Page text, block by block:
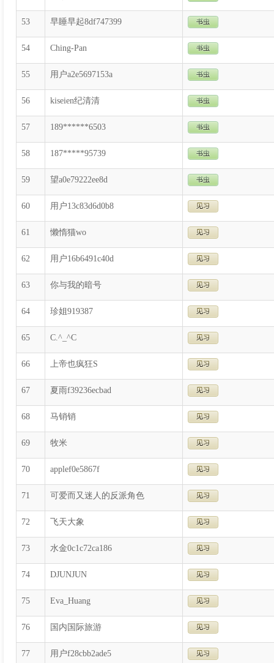
53 早睡早起8df747399
54 Ching-Pan
55 用户a2e5697153a
56 kiseien纪清清
57 189******6503
58 187*****95739
59 望a0e79222ee8d
60 用户13c83d6d0b8
61 懒惰猫wo
62 用户16b6491c40d
63 你与我的暗号
64 珍姐919387
65 C.^_^C
66 上帝也疯狂S
67 夏雨f39236ecbad
68 马销销
69 牧米
70 applef0e5867f
71 可爱而又迷人的反派角色
72 飞天大象
73 水金0c1c72ca186
74 DJUNJUN
75 Eva_Huang
76 国内国际旅游
77 用户f28cbb2ade5